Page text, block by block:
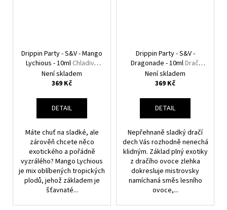
Drippin Party - S&V - Mango
Lychious - 10ml Chladivé
mango a liči
Není skladem
369 Kč
DETAIL
Máte chuť na sladké, ale
zárověň chcete něco
exotického a pořádně
vyzrálého? Mango Lychious
je mix oblíbených tropických
plodů, jehož základem je
šťavnaté...
Drippin Party - S&V -
Dragonade - 10mlDračí
ovoce
Není skladem
369 Kč
DETAIL
Nepřehnaně sladký dračí
dech Vás rozhodně nenechá
klidným. Základ plný exotiky
z dračího ovoce zlehka
dokresluje mistrovsky
namíchaná směs lesního
ovoce,...